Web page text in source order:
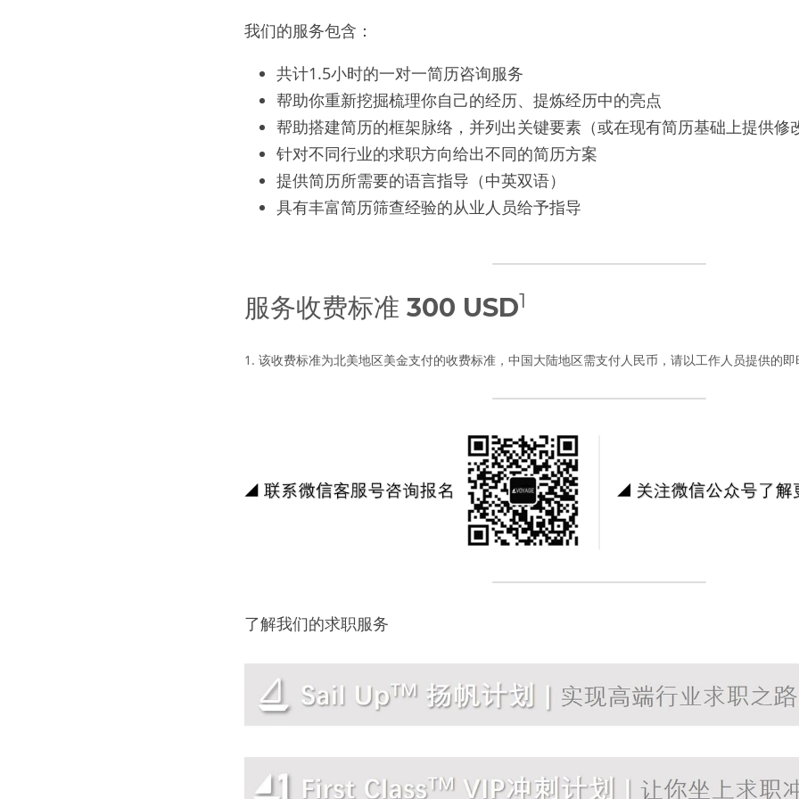
我们的服务包含：
共计1.5小时的一对一简历咨询服务
帮助你重新挖掘梳理你自己的经历、提炼经历中的亮点
帮助搭建简历的框架脉络，并列出关键要素（或在现有简历基础上提供修
针对不同行业的求职方向给出不同的简历方案
提供简历所需要的语言指导（中英双语）
具有丰富简历筛查经验的从业人员给予指导
服务收费标准 300 USD1
1. 该收费标准为北美地区美金支付的收费标准，中国大陆地区需支付人民币，请以工作人员提供的即
了解我们的求职服务